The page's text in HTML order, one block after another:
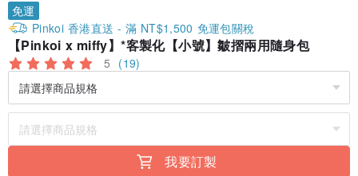
免運
Pinkoi 香港直送 - 滿 NT$1,500 免運包關稅
【Pinkoi x miffy】*客製化【小號】皺摺兩用隨身包
5 (19)
我要訂製